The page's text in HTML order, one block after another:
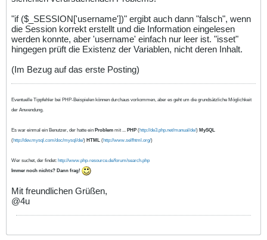
"if ($_SESSION['username'])" ergibt auch dann "falsch", wenn
die Session korrekt erstellt und die Information eingelesen
werden konnte, aber 'username' einfach nur leer ist. "isset"
hingegen prüft die Existenz der Variablen, nicht deren Inhalt.
(Im Bezug auf das erste Posting)
Eventuelle Tippfehler bei PHP-Beispielen können durchaus vorkommen, aber es geht um die grundsätzliche Möglichkeit
der Anwendung.
Es war einmal ein Benutzer, der hatte ein Problem mit ... PHP (http://de3.php.net/manual/de/) MySQL
(http://dev.mysql.com/doc/mysql/de/) HTML (http://www.selfhtml.org/)
Wer suchet, der findet: http://www.php-resource.de/forum/search.php
Immer noch nichts? Dann frag!
Mit freundlichen Grüßen,
@4u